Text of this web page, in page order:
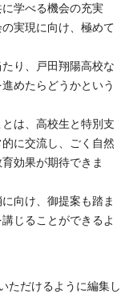
学べる機会の充実
実現に向け、極めて
り、戸田翔陽高校な
めたらどうかという
は、高校生と特別支
に交流し、ごく自然
効果が期待できま
向け、御提案も踏ま
じることができるよ
ただけるように編集し